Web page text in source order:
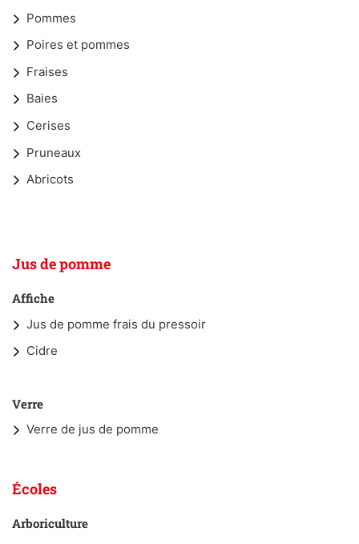
Pommes
Poires et pommes
Fraises
Baies
Cerises
Pruneaux
Abricots
Jus de pomme
Affiche
Jus de pomme frais du pressoir
Cidre
Verre
Verre de jus de pomme
Écoles
Arboriculture